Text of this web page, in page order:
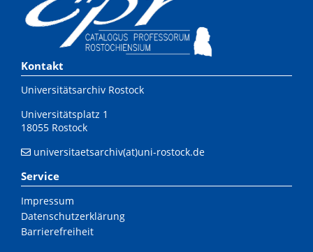
Kontakt
Universitätsarchiv Rostock
Universitätsplatz 1
18055 Rostock
universitaetsarchiv(at)uni-rostock.de
Service
Impressum
Datenschutzerklärung
Barrierefreiheit